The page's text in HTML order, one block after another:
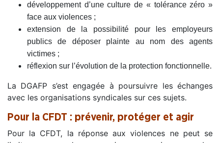
développement d’une culture de « tolérance zéro »
face aux violences ;
extension de la possibilité pour les employeurs
publics de déposer plainte au nom des agents
victimes ;
réflexion sur l’évolution de la protection fonctionnelle.
La DGAFP s’est engagée à poursuivre les échanges
avec les organisations syndicales sur ces sujets.
Pour la CFDT : prévenir, protéger et agir
Pour la CFDT, la réponse aux violences ne peut se